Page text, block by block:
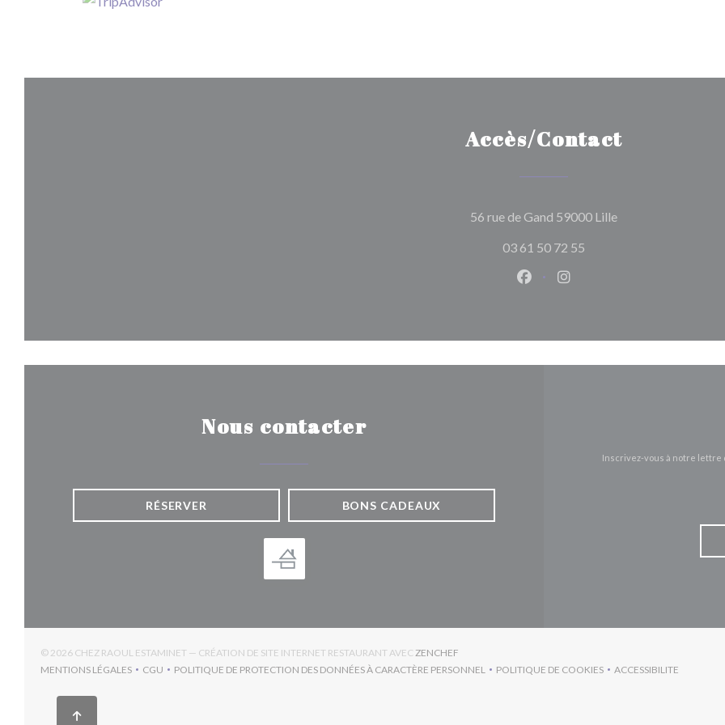
Accès/Contact
56 rue de Gand 59000 Lille((ouvre une
03 61 50 72 55
Facebook ((ouvre une nouvelle
Instagram ((ouvre une
Nous contacter
RÉSERVER BONS CADEAUX
Inscrivez-vous à notre
© 2026 CHEZ RAOUL ESTAMINET — CRÉATION DE SITE INTERNET RESTAURANT AVEC ZENCHEF
MENTIONS LÉGALES
((OUVRE UNE NOUVELLE FENÊTRE))
CGU
((OUVRE UNE NOUVELLE FENÊTRE))
POLITIQUE DE PROTECTION DES DONNÉES À CARACTÈRE PERSONNEL
((OUVRE UNE NOUVELLE FENÊTRE))
POLITIQUE DE COOKIES
((OUVRE UNE NOUVELLE FENÊTRE))
ACCESSIBILITE
((OUVRE UNE